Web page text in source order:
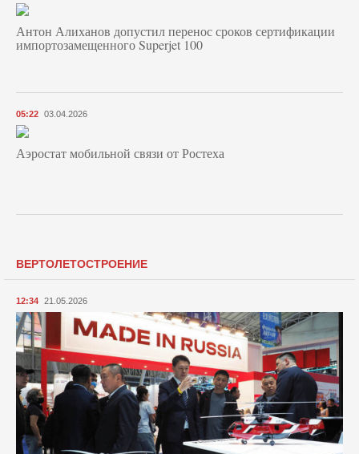
Антон Алиханов допустил перенос сроков сертификации
импортозамещенного Superjet 100
05:22 03.04.2026
Аэростат мобильной связи от Ростеха
ВЕРТОЛЕТОСТРОЕНИЕ
12:34 21.05.2026